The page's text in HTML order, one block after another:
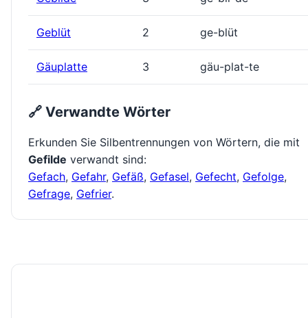
Geblüt 2 ge-blüt
Gäuplatte 3 gäu-plat-te
🔗 Verwandte Wörter
Erkunden Sie Silbentrennungen von Wörtern, die mit
Gefilde verwandt sind:
Gefach, Gefahr, Gefäß, Gefasel, Gefecht, Gefolge,
Gefrage, Gefrier.